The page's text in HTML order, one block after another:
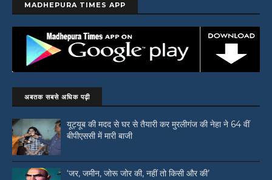
MADHEPURA TIMES APP
अबतक सबसे अधिक पढ़ी
यूट्यूब की मदद से घर से तैयारी कर मुरलीगंज की नेहा ने 64 वीं
बीपीएससी में मारी बाजी
‘जर, जमीन, जोरू जोर की, नहीं तो किसी और की’